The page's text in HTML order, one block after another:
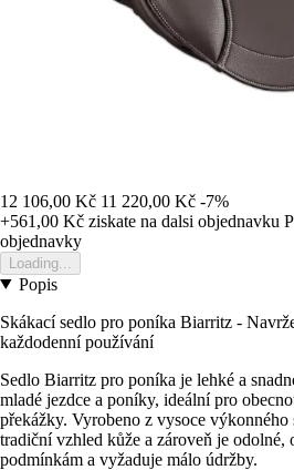
12 106,00 Kč 11 220,00 Kč -7%
+561,00 Kč ziskate na dalsi objednavku
objednavky
Loading...
Popis
Skákací sedlo pro poníka Biarritz -
každodenní používání
Sedlo Biarritz pro poníka je lehké a
mladé jezdce a poníky, ideální pro
překážky. Vyrobeno z vysoce
tradiční vzhled kůže a zároveň je odolné,
podmínkám a vyžaduje málo údržby.